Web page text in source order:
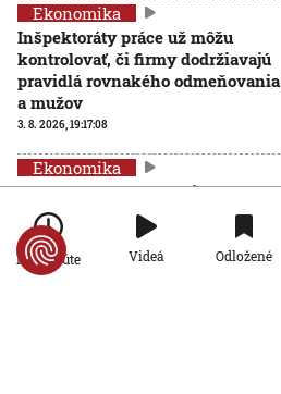
Ekonomika
Inšpektoráty práce už môžu
kontrolovať, či firmy dodržiavajú
pravidlá rovnakého
a mužov
3. 8. 2026, 19:17:08
Ekonomika
Problémový horský priechod
sa zatiaľ nezmení: Tunel je v
nedohľadne a rozšírenie cesty
na financiách
3. 8. 2026, 10:27:23
Po minúte Videá Odložené